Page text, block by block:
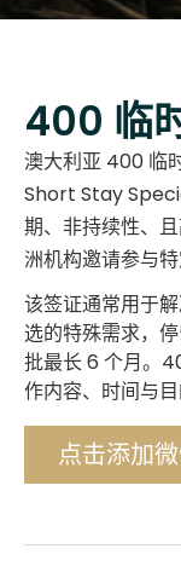
400 临
澳大利亚 400 临
Short Stay
期、非持续性、
洲机构邀请参与
该签证通常用于
选的特殊需求，
批最长6 个月。
作内容、时间与目
点击添加